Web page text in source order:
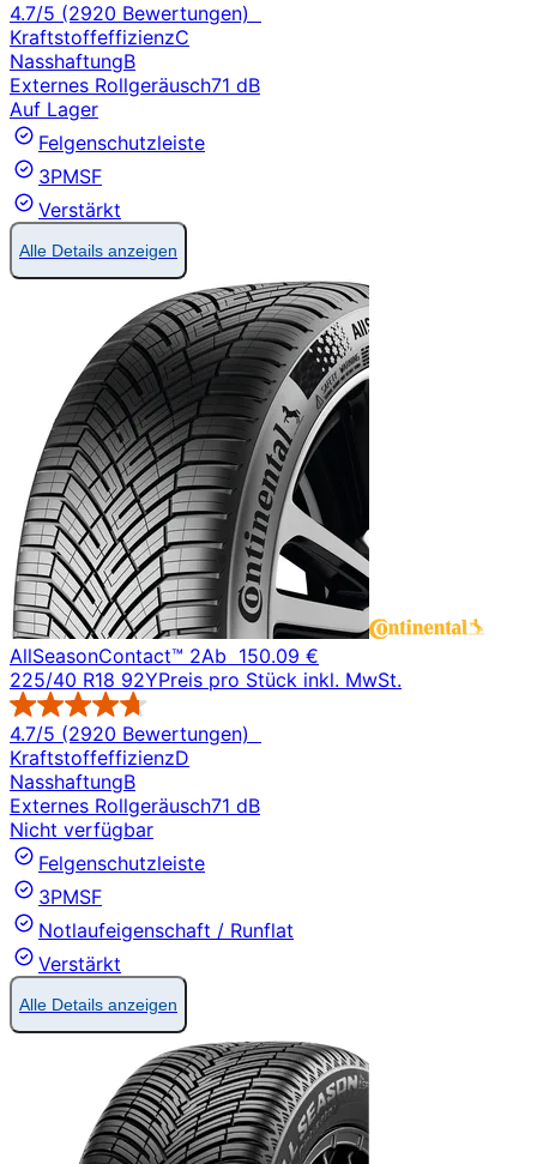
4.7/5 (2920 Bewertungen)
KraftstoffeffizienzC
NasshaftungB
Externes Rollgeräusch71 dB
Auf Lager
Felgenschutzleiste
3PMSF
Verstärkt
Alle Details anzeigen
AllSeasonContact™ 2Ab 150.09 €
225/40 R18 92YPreis pro Stück inkl. MwSt.
4.7/5 (2920 Bewertungen)
KraftstoffeffizienzD
NasshaftungB
Externes Rollgeräusch71 dB
Nicht verfügbar
Felgenschutzleiste
3PMSF
Notlaufeigenschaft / Runflat
Verstärkt
Alle Details anzeigen